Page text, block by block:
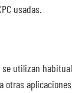
usadas.
utilizan
otras